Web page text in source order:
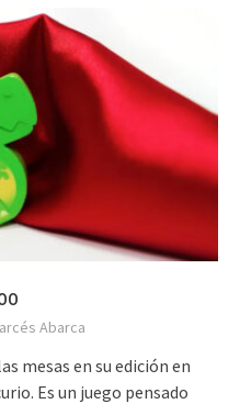
Abarca
mesas en su edición en
Es un juego pensado